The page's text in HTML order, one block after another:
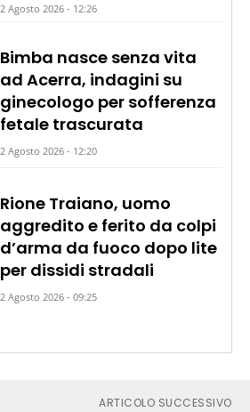
2 Agosto 2026 - 12:26
Bimba nasce senza vita
ad Acerra, indagini su
ginecologo per sofferenza
fetale trascurata
2 Agosto 2026 - 12:20
Rione Traiano, uomo
aggredito e ferito da colpi
d’arma da fuoco dopo lite
per dissidi stradali
2 Agosto 2026 - 09:25
ARTICOLO SUCCESSIVO